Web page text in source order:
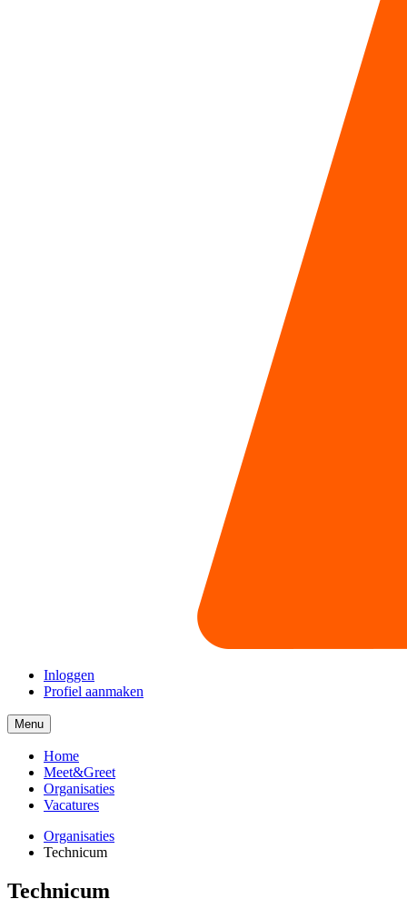
Inloggen
Profiel aanmaken
MenuMenu
collapsed
Home
Meet&Greet
Organisaties
Vacatures
Organisaties
Technicum
Technicum